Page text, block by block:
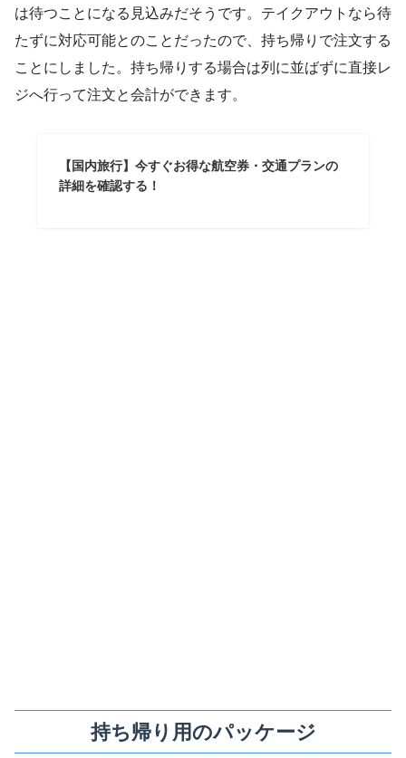
は待つことになる見込みだそうです。テイクアウトなら待
たずに対応可能とのことだったので、持ち帰りで注文する
ことにしました。持ち帰りする場合は列に並ばずに直接レ
ジへ行って注文と会計ができます。
【国内旅行】今すぐお得な航空券・交通プランの
詳細を確認する！
持ち帰り用のパッケージ